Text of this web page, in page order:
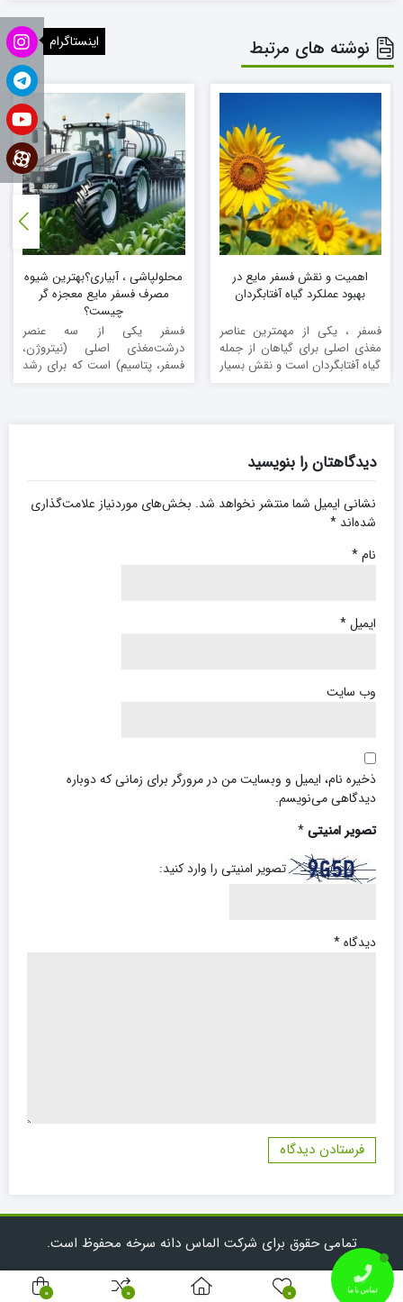
تصویر (2) تاثیر فسفر مایع معجزه گر بر احیاء مزارع آسیب دیده از سیل
نوشته های مرتبط
اهمیت و نقش فسفر مایع در
بهبود عملکرد گیاه آفتابگردان
فسفر ، یکی از مهمترین عناصر
مغذی اصلی برای گیاهان از جمله
گیاه آفتابگردان است و نقش بسیار
محلولپاشی ، آبیاری؟بهترین شیوه
مصرف فسفر مایع معجزه گر
چیست؟
فسفر یکی از سه عنصر
درشت‌مغذی اصلی (نیتروژن،
فسفر، پتاسیم) است که برای رشد
دیدگاهتان را بنویسید
نشانی ایمیل شما منتشر نخواهد شد. بخش‌های موردنیاز علامت‌گذاری
شده‌اند *
نام*
ایمیل*
وب‌ سایت
ذخیره نام، ایمیل و وبسایت من در مرورگر برای زمانی که دوباره
دیدگاهی می‌نویسم.
تصویر امنیتی*
تصویر امنیتی را وارد کنید:
دیدگاه*
تمامی حقوق برای شرکت الماس دانه سرخه محفوظ است.
0
0
0
اینستاگرام
تماس با ما